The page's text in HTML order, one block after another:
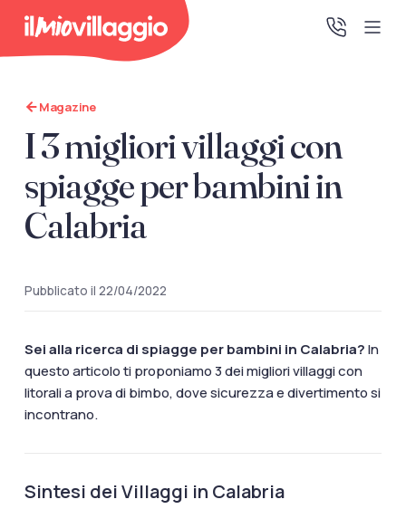
Home
Promo Speciali
Destinazioni
IMV Club
La tua area riservata
Accedi alla tua area riservata per vedere i tuoi preventivi
e le tue pratiche, gestire i pagamenti e scaricare i tuoi
documenti di viaggio.
Magazine
I 3 migliori villaggi con
spiagge per bambini in
Calabria
Pubblicato il 22/04/2022
Sei alla ricerca di spiagge per bambini in Calabria?In
questo articolo ti proponiamo 3 dei migliori villaggi con
litorali a prova di bimbo, dove sicurezza e divertimento si
incontrano.
Sintesi dei Villaggi in Calabria